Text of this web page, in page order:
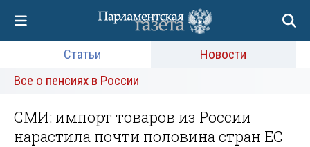
Статьи
Новости
Все о пенсиях в России
СМИ: импорт товаров из России
нарастила почти половина стран ЕС